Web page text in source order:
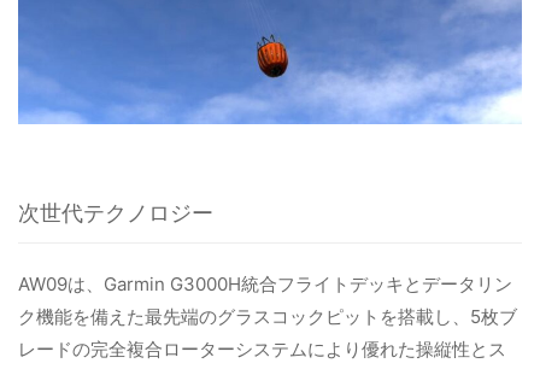
次世代テクノロジー
AW09は、Garmin G3000H統合フライトデッキとデータリン
ク機能を備えた最先端のグラスコックピットを搭載し、5枚ブ
レードの完全複合ローターシステムにより優れた操縦性とス